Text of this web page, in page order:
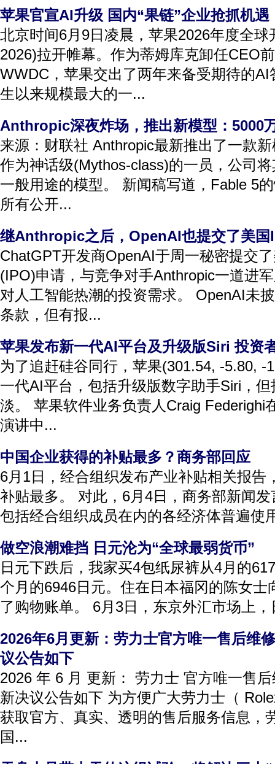
苹果官宣AI升级 国内“果链”企业抢抓机遇
北京时间6月9日凌晨，苹果2026年度全
2026)拉开帷幕。作为蒂姆库克卸任CEO
WWDC，苹果交出了两年来备受期待的AI
生以来规模最大的一...
Anthropic深夜炸场，推出新模型：5000
来源：财联社 Anthropic最新推出了一款
作为神话级(Mythos-class)的一员，公司
一般用途的模型。 新闻稿写道，Fable 5
所有公开...
继Anthropic之后，OpenAI也提交了美国
ChatGPT开发商OpenAI于周一秘密提交
(IPO)申请，与竞争对手Anthropic一道进
对人工智能热潮的投资需求。 OpenAI未
条款，但有报...
苹果发布新一代AI平台及升级版Siri 投资
为了追赶硅谷同行，苹果(301.54, -5.80, -
一代AI平台，包括升级版数字助手Siri，
淡。 苹果软件业务负责人Craig Federighi
演讲中...
中国企业获得的补贴最多？商务部回应
6月1日，经合组织发布产业补贴相关报告
补贴最多。 对此，6月4日，商务部新闻
包括经合组织成员在内的各经济体普遍使
做空浪潮难挡 日元沦为“全球最弱货币”
日元下跌后，我家买4包纸尿裤从4月的
个月的6946日元。住在日本福冈的陈女士
了购物账单。 6月3日，东京外汇市场上
2026年6月更新：劳力士官方唯一售后维
议公告如下
2026 年 6 月 更新： 劳力士 官方唯一售
新决议公告如下 为方便广大劳力士（
获取官方、真实、透明的售后服务信息，
国...